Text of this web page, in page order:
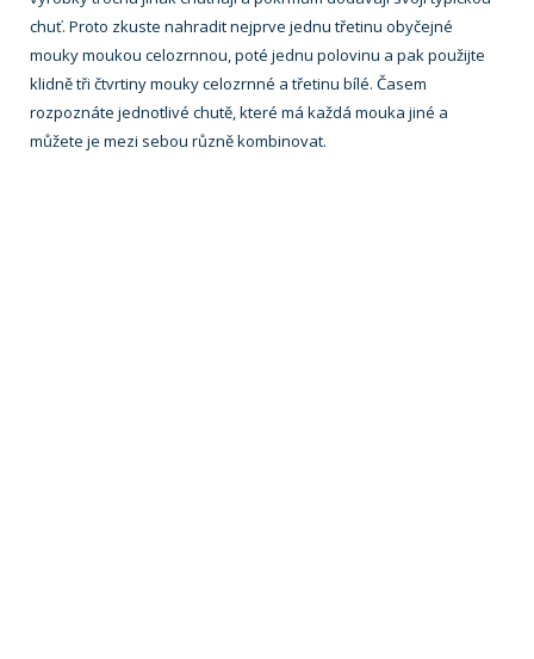
chuť. Proto zkuste nahradit nejprve jednu třetinu obyčejné
mouky moukou celozrnnou, poté jednu polovinu a pak použijte
klidně tři čtvrtiny mouky celozrnné a třetinu bílé. Časem
rozpoznáte jednotlivé chutě, které má každá mouka jiné a
můžete je mezi sebou různě kombinovat.